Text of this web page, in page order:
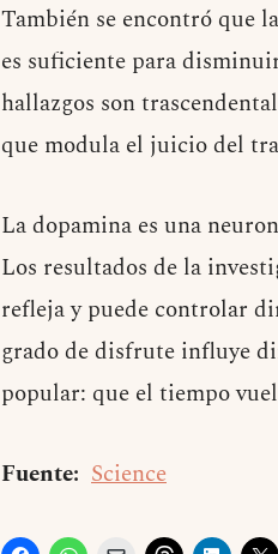
También se encontró que
es suficiente para
hallazgos son
que modula el juicio del
La dopamina es una
Los resultados de la
refleja y puede controlar
grado de disfrute influye
popular: que el tiempo
Fuente: Science